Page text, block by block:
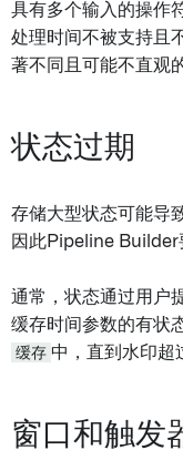
具有多个输入的操作
处理时间不被支持且
著不同且可能不直观
状态过期
存储大型状态可能导
因此Pipeline Builder
通常，状态通过用户
缓存时间参数的有状
缓存 中，直到水印超
窗口和触发